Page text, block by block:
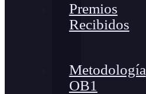
Premios
Recibidos
Metodología
OB1